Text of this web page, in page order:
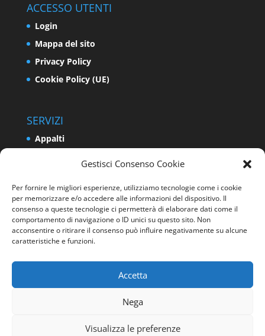
Gestisci Consenso Cookie
Per fornire le migliori esperienze, utilizziamo tecnologie come i cookie
per memorizzare e/o accedere alle informazioni del dispositivo. Il
consenso a queste tecnologie ci permetterà di elaborare dati come il
comportamento di navigazione o ID unici su questo sito. Non
acconsentire o ritirare il consenso può influire negativamente su alcune
caratteristiche e funzioni.
Accetta
Nega
Visualizza le preferenze
ACCESSO UTENTI
Login
Mappa del sito
Privacy Policy
Cookie Policy (UE)
SERVIZI
Appalti
Impresa
Programmazione e Sviluppo del Territorio
Energia e Ambiente
Sicurezza sui luoghi di lavoro